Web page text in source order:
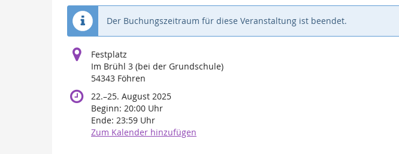
Der Buchungszeitraum für diese Veranstaltung ist beendet.
Festplatz
Im Brühl 3 (bei der Grundschule)
54343 Föhren
22.–bis
25. August 2025
Beginn: 20:00 Uhr
Ende: 23:59 Uhr
Zum Kalender hinzufügen